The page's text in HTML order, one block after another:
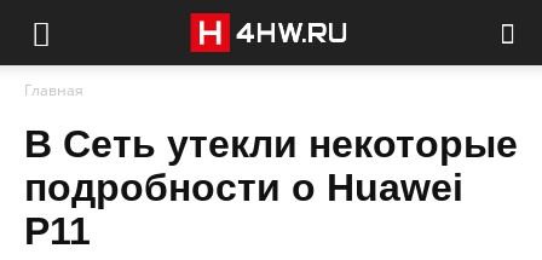
Главная
В Сеть утекли некоторые
подробности о Huawei
P11